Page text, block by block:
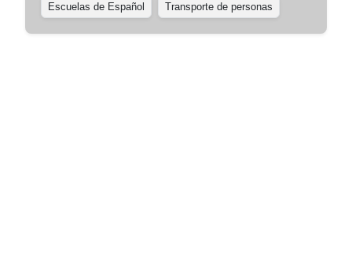
Escuelas de Español Transporte de personas